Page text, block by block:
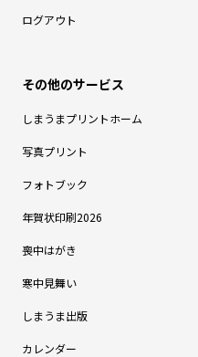
ログアウト
しまうまプリントホーム
写真プリント
フォトブック
年賀状印刷2026
喪中はがき
寒中見舞い
しまうま出版
カレンダー